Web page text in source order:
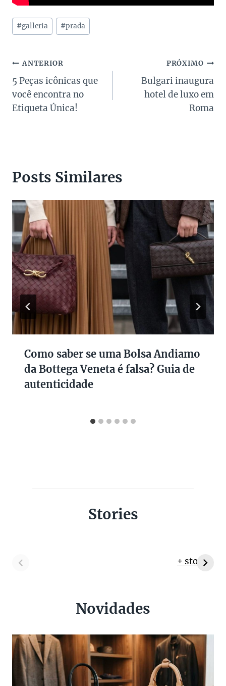
Tags
do
#galleria #prada
Navegação
de
Post
ANTERIOR
5 Peças icônicas que
você encontra no
Etiqueta Única!
PRÓXIMO
Bulgari inaugura
hotel de luxo em
Roma
Posts Similares
Como saber se uma Bolsa Andiamo
da Bottega Veneta é falsa? Guia de
autenticidade
Stories
+ stories
Novidades